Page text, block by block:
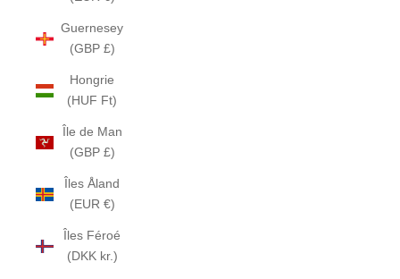
Guernesey
(GBP £)
Hongrie
(HUF Ft)
Île de Man
(GBP £)
Îles Åland
(EUR €)
Îles Féroé
(DKK kr.)